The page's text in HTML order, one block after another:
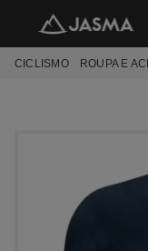
CICLISMO ROUPA E